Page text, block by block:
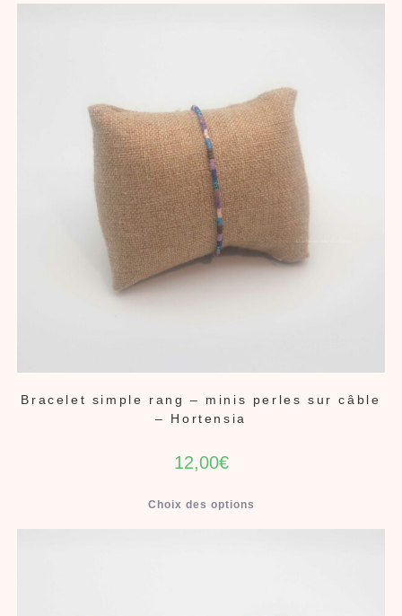
Bracelet simple rang – minis perles sur câble
– Hortensia
12,00€
Choix des options